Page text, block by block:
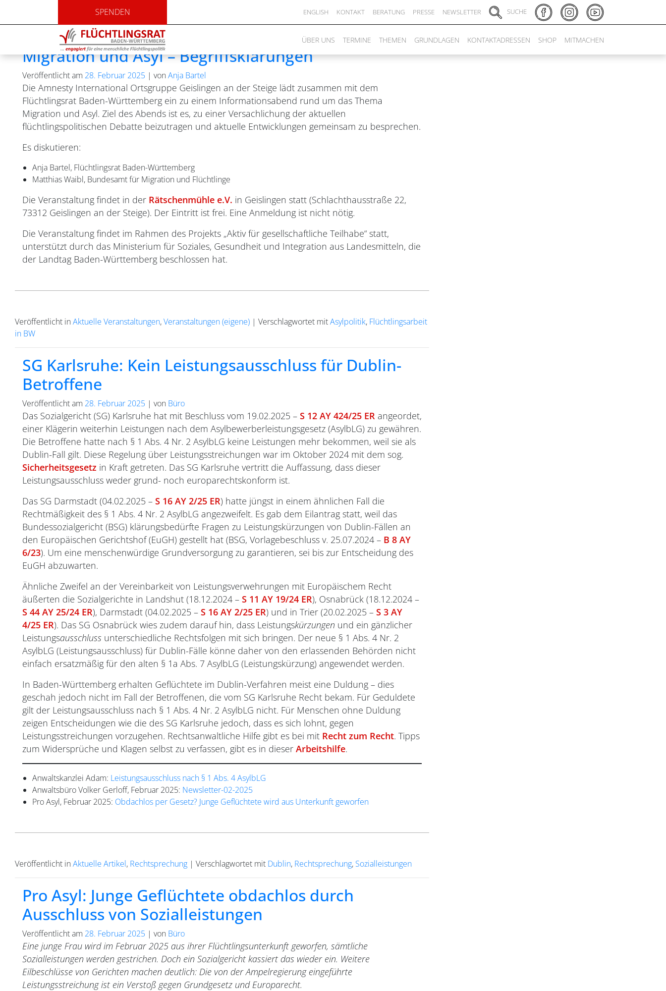
SPENDEN ENGLISH KONTAKT BERATUNG PRESSE NEWSLETTER SUCHE
ÜBER UNS TERMINE THEMEN GRUNDLAGEN KONTAKTADRESSEN SHOP MITMACHEN
Februar 2025
Geislingen an der Steige: Informationsabend
Migration und Asyl – Begriffsklärungen
Veröffentlicht am 28. Februar 2025 | vonAnja Bartel
Die Amnesty International Ortsgruppe Geislingen an der Steige lädt zusammen mit dem
Flüchtlingsrat Baden-Württemberg ein zu einem Informationsabend rund um das Thema
Migration und Asyl. Ziel des Abends ist es, zu einer Versachlichung der aktuellen
flüchtlingspolitischen Debatte beizutragen und aktuelle Entwicklungen gemeinsam zu besprechen.
Es diskutieren:
Anja Bartel, Flüchtlingsrat Baden-Württemberg
Matthias Waibl, Bundesamt für Migration und Flüchtlinge
Die Veranstaltung findet in der Rätschenmühle e.V. in Geislingen statt (Schlachthausstraße 22,
73312 Geislingen an der Steige). Der Eintritt ist frei. Eine Anmeldung ist nicht nötig.
Die Veranstaltung findet im Rahmen des Projekts „Aktiv für gesellschaftliche Teilhabe“ statt,
unterstützt durch das Ministerium für Soziales, Gesundheit und Integration aus Landesmitteln, die
der Landtag Baden-Württemberg beschlossen hat.
Veröffentlicht inAktuelle Veranstaltungen,Veranstaltungen (eigene) | Verschlagwortet mitAsylpolitik, Flüchtlingsarbeit
in BW
SG Karlsruhe: Kein Leistungsausschluss für Dublin-
Betroffene
Veröffentlicht am 28. Februar 2025 | von Büro
Das Sozialgericht (SG) Karlsruhe hat mit Beschluss vom 19.02.2025 – S 12 AY 424/25 ER angeordet,
einer Klägerin weiterhin Leistungen nach dem Asylbewerberleistungsgesetz (AsylbLG) zu gewähren.
Die Betroffene hatte nach § 1 Abs. 4 Nr. 2 AsylbLG keine Leistungen mehr bekommen, weil sie als
Dublin-Fall gilt. Diese Regelung über Leistungsstreichungen war im Oktober 2024 mit dem sog.
Sicherheitsgesetz in Kraft getreten. Das SG Karlsruhe vertritt die Auffassung, dass dieser
Leistungsausschluss weder grund- noch europarechtskonform ist.
Das SG Darmstadt (04.02.2025 – S 16 AY 2/25 ER) hatte jüngst in einem ähnlichen Fall die
Rechtmäßigkeit des § 1 Abs. 4 Nr. 2 AsylbLG angezweifelt. Es gab dem Eilantrag statt, weil das
Bundessozialgericht (BSG) klärungsbedürfte Fragen zu Leistungskürzungen von Dublin-Fällen an
den Europäischen Gerichtshof (EuGH) gestellt hat (BSG, Vorlagebeschluss v. 25.07.2024 – B 8 AY
6/23). Um eine menschenwürdige Grundversorgung zu garantieren, sei bis zur Entscheidung des
EuGH abzuwarten.
Ähnliche Zweifel an der Vereinbarkeit von Leistungsverwehrungen mit Europäischem Recht
äußerten die Sozialgerichte in Landshut (18.12.2024 – S 11 AY 19/24 ER), Osnabrück (18.12.2024 –
S 44 AY 25/24 ER), Darmstadt (04.02.2025 – S 16 AY 2/25 ER) und in Trier (20.02.2025 – S 3 AY
4/25 ER). Das SG Osnabrück wies zudem darauf hin, dass Leistungskürzungen und ein gänzlicher
Leistungsausschluss unterschiedliche Rechtsfolgen mit sich bringen. Der neue § 1 Abs. 4 Nr. 2
AsylbLG (Leistungsausschluss) für Dublin-Fälle könne daher von den erlassenden Behörden nicht
einfach ersatzmäßig für den alten § 1a Abs. 7 AsylbLG (Leistungskürzung) angewendet werden.
In Baden-Württemberg erhalten Geflüchtete im Dublin-Verfahren meist eine Duldung – dies
geschah jedoch nicht im Fall der Betroffenen, die vom SG Karlsruhe Recht bekam. Für Geduldete
gilt der Leistungsausschluss nach § 1 Abs. 4 Nr. 2 AsylbLG nicht. Für Menschen ohne Duldung
zeigen Entscheidungen wie die des SG Karlsruhe jedoch, dass es sich lohnt, gegen
Leistungsstreichungen vorzugehen. Rechtsanwaltliche Hilfe gibt es bei mit Recht zum Recht. Tipps
zum Widersprüche und Klagen selbst zu verfassen, gibt es in dieser Arbeitshilfe.
Anwaltskanzlei Adam: Leistungsausschluss nach § 1 Abs. 4 AsylbLG
Anwaltsbüro Volker Gerloff, Februar 2025: Newsletter-02-2025
Pro Asyl, Februar 2025: Obdachlos per Gesetz? Junge Geflüchtete wird aus Unterkunft geworfen
Veröffentlicht inAktuelle Artikel, Rechtsprechung | Verschlagwortet mit Dublin, Rechtsprechung, Sozialleistungen
Pro Asyl: Junge Geflüchtete obdachlos durch
Ausschluss von Sozialleistungen
Veröffentlicht am 28. Februar 2025 | von Büro
Eine junge Frau wird im Februar 2025 aus ihrer Flüchtlingsunterkunft geworfen, sämtliche
Sozialleistungen werden gestrichen. Doch ein Sozialgericht kassiert das wieder ein. Weitere
Eilbeschlüsse von Gerichten machen deutlich: Die von der Ampelregierung eingeführte
Leistungsstreichung ist ein Verstoß gegen Grundgesetz und Europarecht.